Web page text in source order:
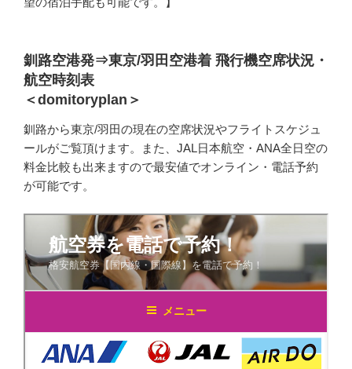
釧路空港発⇒東京/羽田空港着 飛行機空席状況・
航空時刻表
＜domitoryplan＞
釧路から東京/羽田の現在の空席状況やフライトスケジュ
ールがご覧頂けます。また、JAL日本航空・ANA全日空の
料金比較も出来ますので最安値でオンライン・電話予約
が可能です。